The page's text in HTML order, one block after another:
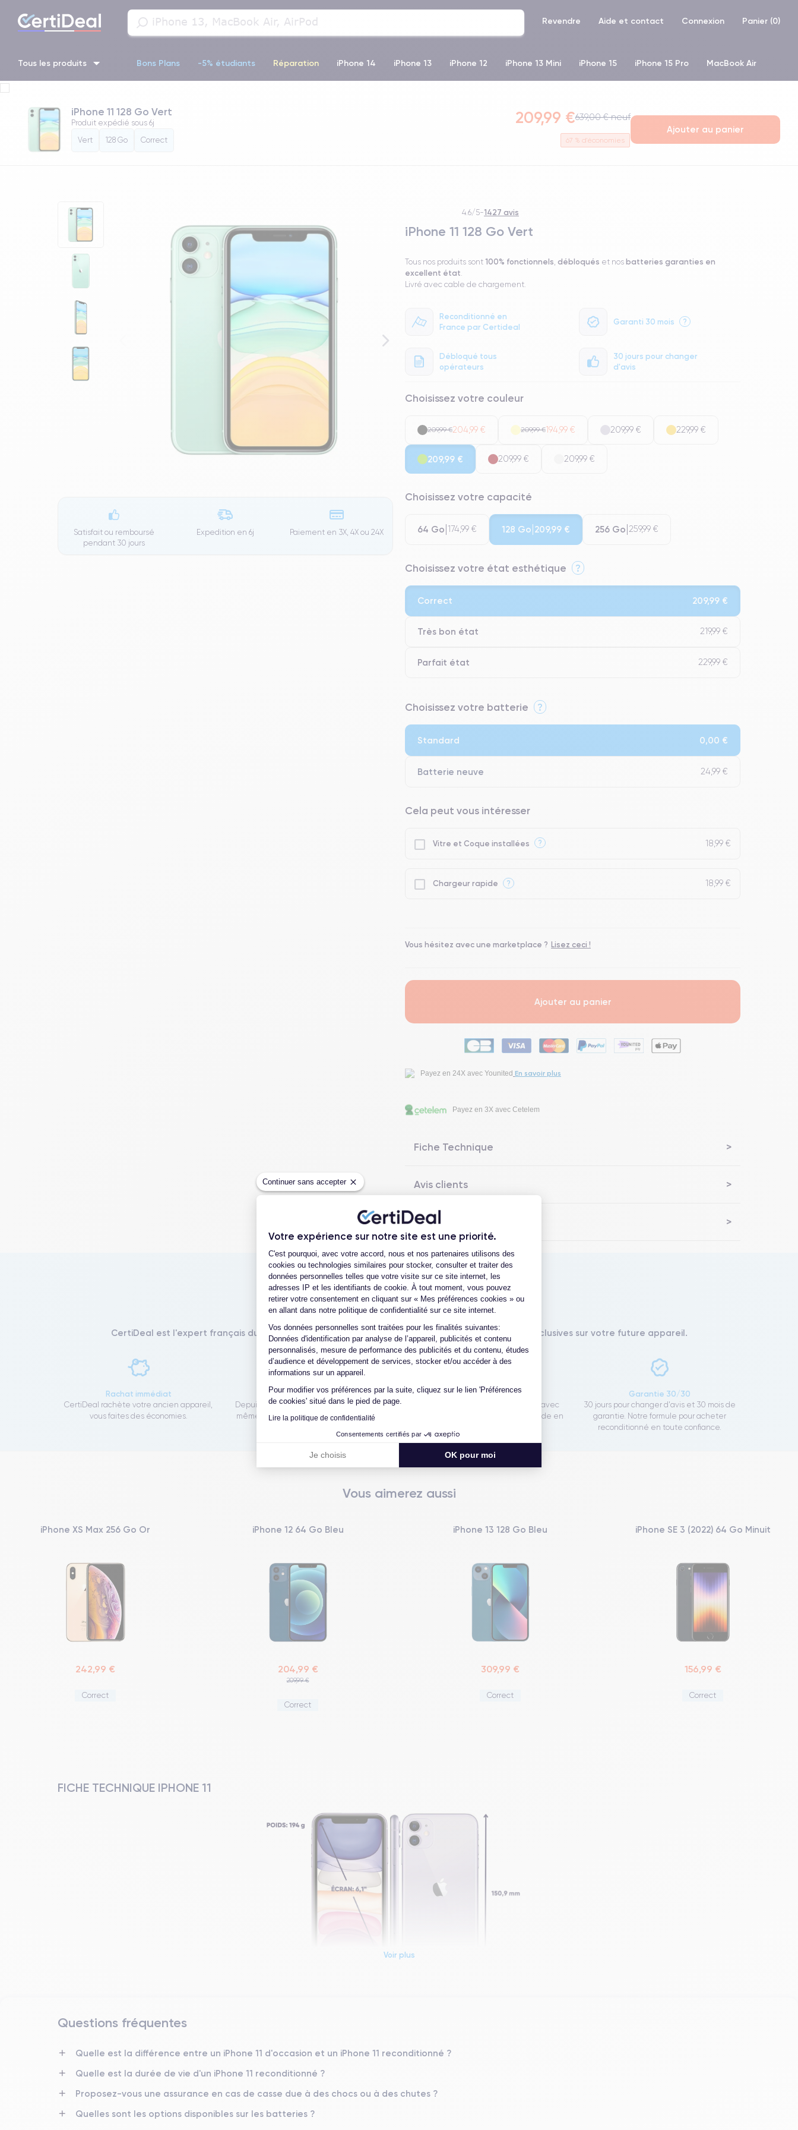
Continuer sans accepter
Votre expérience sur notre site est une priorité.
Plateforme de Gestion du Consentement : Personnalisez vos Options
C'est pourquoi, avec votre accord, nous et nos partenaires utilisons des
cookies ou technologies similaires pour stocker, consulter et traiter des
données personnelles telles que votre visite sur ce site internet, les
adresses IP et les identifiants de cookie. À tout moment, vous pouvez
retirer votre consentement en cliquant sur « Mes préférences cookies » ou
en allant dans notre politique de confidentialité sur ce site internet.
Vos données personnelles sont traitées pour les finalités suivantes:
Données d'identification par analyse de l’appareil, publicités et contenu
personnalisés, mesure de performance des publicités et du contenu, études
d’audience et développement de services, stocker et/ou accéder à des
informations sur un appareil.
Pour modifier vos préférences par la suite, cliquez sur le lien 'Préférences
de cookies' situé dans le pied de page.
Lire la politique de confidentialité
Consentements certifiés par
Je choisis OK pour moi
Axeptio consent
Revendre Aide et contact Connexion Panier (0)
Tous les produits Bons Plans -5% étudiants Réparation iPhone 14 iPhone 13 iPhone 12 iPhone 13 Mini iPhone 15 iPhone 15 Pro MacBook Air
iPhone 11 Pro iPhone 14 pro
iPhone 11 128 Go Vert
Produit expédié sous 6j
Vert
128 Go Correct
209,99 €639,00 € neuf
67 % d'économies
Ajouter au panier
Satisfait ou remboursé
pendant 30 jours
Expedition en 6j Paiement en 3X, 4X ou 24X
4.6/5-1427 avis
iPhone 11 128 Go Vert
Tous nos produits sont 100% fonctionnels débloqués et nos batteries garanties en
excellent état
Livré avec cable de chargement.
Reconditionné en
France par Certideal
Garanti 30 mois ?
Débloqué tous
opérateurs
30 jours pour changer
d'avis
Choisissez votre couleur
209,99 €204,99 € 209,99 €194,99 € 209,99 € 229,99 €
209,99 € 209,99 € 209,99 €
Choisissez votre capacité
64 Go 174,99 € 128 Go 209,99 € 256 Go 259,99 €
Choisissez votre état esthétique ?
Correct 209,99 €
Très bon état 219,99 €
Parfait état 229,99 €
⭐ Premium
Choisissez votre batterie ?
Standard 0,00 €
Batterie neuve 24,99 €
Cela peut vous intéresser
Vitre et Coque installées ? 18,99 €
Chargeur rapide ? 18,99 €
Vous hésitez avec une marketplace ? Lisez ceci !
Ajouter au panier
Payez en 24X avec Younited En savoir plus
Payez en 3X avec Cetelem
Fiche Technique
Avis clients
Questions fréquentes
Les garanties CertiDeal
CertiDeal est l'expert français du reconditionné. En achetant ici, vous bénéficiez de garanties exclusives sur votre future appareil.
Rachat immédiat
CertiDeal rachète votre ancien appareil,
vous faites des économies.
L'expert du reconditionné
Depuis 10 ans, nous reconditionnons nous-
même tous nos produits pour un maximum
Un SAV proche et en France
Nos équipes sont en contact direct avec
notre atelier pour une résolution rapide en
Garantie 30/30
30 jours pour changer d'avis et 30 mois de
garantie. Notre formule pour acheter
reconditionné en toute confiance.
Vous aimerez aussi
iPhone XS Max 256 Go Or
242,99 €
Correct
iPhone 12 64 Go Bleu
204,99 €
209,99 €
Correct
iPhone 13 128 Go Bleu
309,99 €
Correct
iPhone SE 3 (2022) 64 Go Minuit
156,99 €
Correct
FICHE TECHNIQUE IPHONE 11
10/09/2019 iOS (iOS 26)
Dimensions
Écran
Voir plus
Questions fréquentes
Quelle est la différence entre un iPhone 11 d'occasion et un iPhone 11 reconditionné ?
Quelle est la durée de vie d'un iPhone 11 reconditionné ?
Proposez-vous une assurance en cas de casse due à des chocs ou à des chutes ?
Quelles sont les options disponibles sur les batteries ?